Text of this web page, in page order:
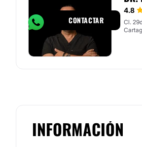
4.8
Cl.
Responde en
CONTACTAR
INFORMACIÓN